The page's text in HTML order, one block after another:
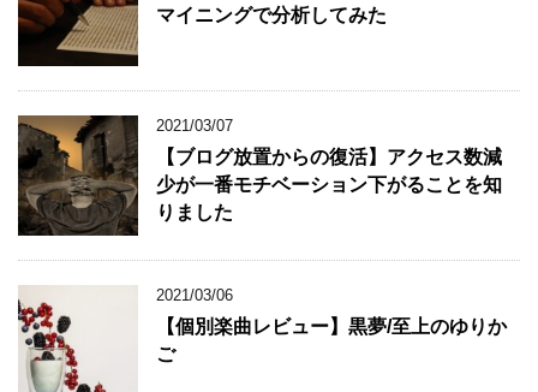
マイニングで分析してみた
2021/03/07
【ブログ放置からの復活】アクセス数減
少が一番モチベーション下がることを知
りました
2021/03/06
【個別楽曲レビュー】黒夢/至上のゆりか
ご